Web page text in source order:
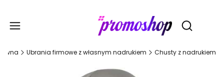
Otwórz
Ubrania firmowe z własnym nadrukiem Chusty z nadrukiem